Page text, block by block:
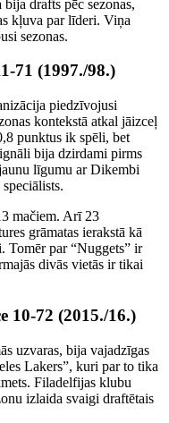
drafts pēc sezonas,
kļuva par līderi. Viņa
sezonas.
71 (1997./98.)
piedzīvojusi
kontekstā atkal jāizceļ
punktus ik spēli, bet
bija dzirdami pirms
līgumu ar Dikembi
mačiem. Arī 23
grāmatas ierakstā kā
Tomēr par “Nuggets” ir
divās vietās ir tikai
10-72 (2015./16.)
uzvaras, bija vajadzīgas
Lakers”, kuri par to tika
Filadelfijas klubu
izlaida svaigi draftētais